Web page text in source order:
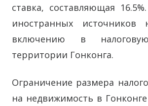
ставка, составляющая
иностранных источников
включению в
территории Гонконга.
Ограничение размера
на недвижимость в